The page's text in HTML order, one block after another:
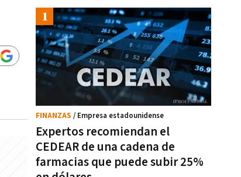
Expertos recomiendan el
CEDEAR de una cadena de
farmacias que puede subir 25%
FINANZAS / Empresa estadounidense